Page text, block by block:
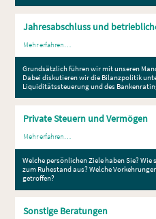
Jahresabschluss und
Mehr erfahren…
Grundsätzlich führen wir mit unseren
Dabei diskutieren wir die Bilanzpolitik
Liquiditätssteuerung und des
Private Steuern und Vermögen
Mehr erfahren…
Welche persönlichen Ziele haben Sie?
zum Ruhestand aus? Welche
getroffen?
Sonstige Beratungen